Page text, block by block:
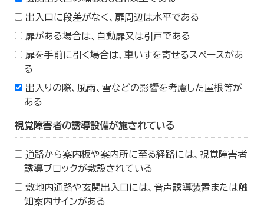
出入口に段差がなく、扉周辺は水平である
扉がある場合は、自動扉又は引戸である
扉を手前に引く場合は、車いすを寄せるスペースがあ
る
出入りの際、風雨、雪などの影響を考慮した屋根等が
ある
視覚障害者の誘導設備が施されている
道路から案内板や案内所に至る経路には、視覚障害者
誘導ブロックが敷設されている
敷地内通路や玄関出入口には、音声誘導装置または触
知案内サインがある